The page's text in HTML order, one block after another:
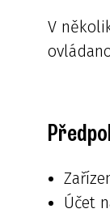
V
Účet